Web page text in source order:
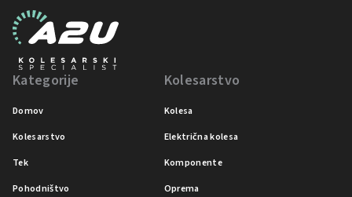
Kategorije
Domov
Kolesarstvo
Tek
Pohodništvo
Kolesarstvo
Kolesa
Električna kolesa
Komponente
Oprema